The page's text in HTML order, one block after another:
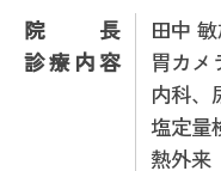
院長
田中
診療内容
胃カメ
内科、
塩定量
熱外来